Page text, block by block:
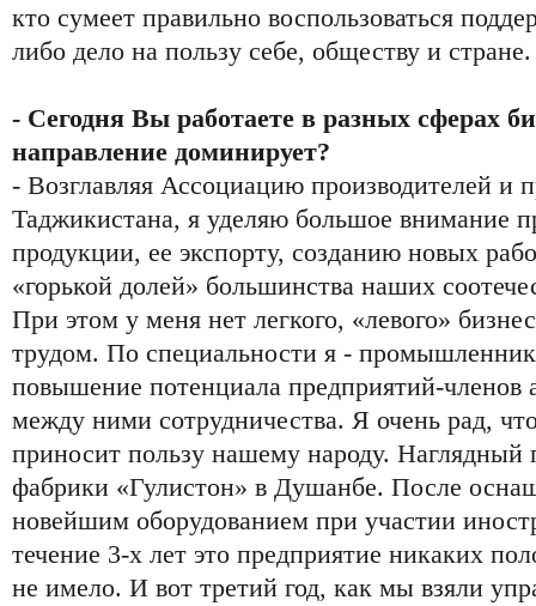
кто сумеет правильно воспользоваться
либо дело на пользу себе, обществу и стране.
- Сегодня Вы работаете в разных сферах
направление доминирует?
- Возглавляя Ассоциацию производителей и
Таджикистана, я уделяю большое внимание
продукции, ее экспорту, созданию новых
«горькой долей» большинства наших
При этом у меня нет легкого, «левого»
трудом. По специальности я -
повышение потенциала предприятий-членов
между ними сотрудничества. Я очень рад,
приносит пользу нашему народу. Наглядный
фабрики «Гулистон» в Душанбе. После
новейшим оборудованием при участии
течение 3-х лет это предприятие никаких
не имело. И вот третий год, как мы взяли